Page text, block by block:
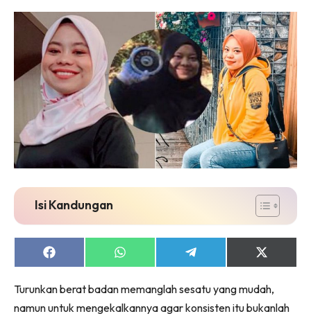
Isi Kandungan
Share
on
Share
on
Share
on
Share
on
(Twitter)
Turunkan berat badan memanglah sesatu yang mudah,
namun untuk mengekalkannya agar konsisten itu bukanlah